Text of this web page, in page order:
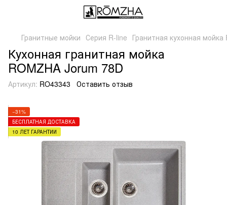
Гранитные мойки Серия R-line Гранитная кухонная
Кухонная гранитная мойка
ROMZHA Jorum 78D
Артикул: RO43343 Оставить отзыв
−31%
БЕСПЛАТНАЯ ДОСТАВКА
10 ЛЕТ ГАРАНТИИ